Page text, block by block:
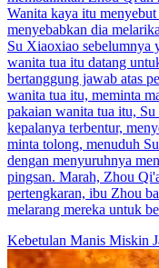
Wanita kaya itu
menyebabkan dia
Su Xiaoxiao sebelumnya
wanita tua itu datang
bertanggung jawab atas
wanita tua itu, meminta
pakaian wanita tua itu,
kepalanya terbentur,
minta tolong, menuduh
dengan menyuruhnya
pingsan. Marah, Zhou
pertengkaran, ibu Zhou
melarang mereka untuk
Kebetulan Manis Miskin